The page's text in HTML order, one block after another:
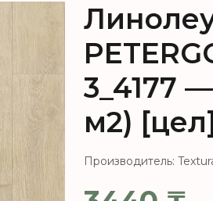
3_4177
м2)
Производитель: